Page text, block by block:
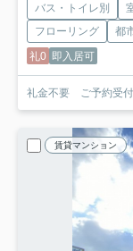
バス・トイレ別
フローリング
都
礼0 即入居可
礼金不要 ご予約受
賃貸マンション